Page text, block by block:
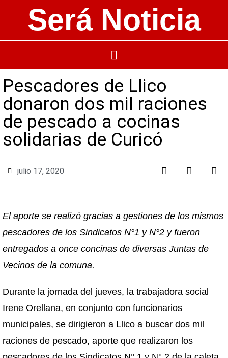
Será Noticia
Pescadores de Llico
donaron dos mil raciones
de pescado a cocinas
solidarias de Curicó
julio 17, 2020
El aporte se realizó gracias a gestiones de los mismos
pescadores de los Sindicatos N°1 y N°2 y fueron
entregados a once concinas de diversas Juntas de
Vecinos de la comuna.
Durante la jornada del jueves, la trabajadora social
Irene Orellana, en conjunto con funcionarios
municipales, se dirigieron a Llico a buscar dos mil
raciones de pescado, aporte que realizaron los